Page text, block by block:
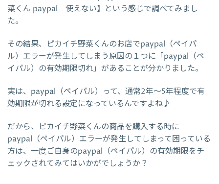
菜くん paypal 使えない】という感じで調べてみまし
た。
その結果、ピカイチ野菜くんのお店でpaypal（ペイパ
ル）エラーが発生してしまう原因の１つに「paypal（ペ
イパル）の有効期限切れ」があることが分かりました。
実は、paypal（ペイパル）って、通常2年～5年程度で有
効期限が切れる設定になっているんですよね♪
だから、ピカイチ野菜くんの商品を購入する時に
paypal（ペイパル）エラーが発生してしまって困っている
方は、一度ご自身のpaypal（ペイパル）の有効期限をチ
ェックされてみてはいかがでしょうか？